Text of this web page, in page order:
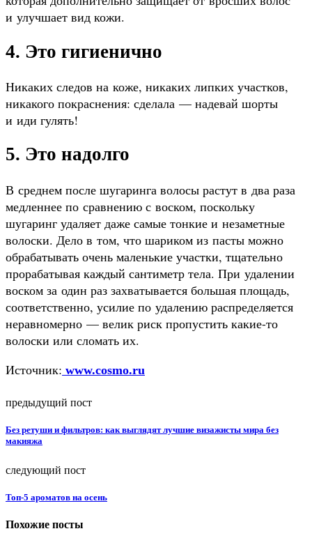
и улучшает вид кожи.
4. Это гигиенично
Никаких следов на коже, никаких липких участков,
никакого покраснения: сделала — надевай шорты
и иди гулять!
5. Это надолго
В среднем после шугаринга волосы растут в два раза
медленнее по сравнению с воском, поскольку
шугаринг удаляет даже самые тонкие и незаметные
волоски. Дело в том, что шариком из пасты можно
обрабатывать очень маленькие участки, тщательно
прорабатывая каждый сантиметр тела. При удалении
воском за один раз захватывается большая площадь,
соответственно, усилие по удалению распределяется
неравномерно — велик риск пропустить какие-то
волоски или сломать их.
Источник: www.cosmo.ru
предыдущий пост
Без ретуши и фильтров: как выглядят лучшие визажисты мира без
макияжа
следующий пост
Топ-5 ароматов на осень
Похожие посты